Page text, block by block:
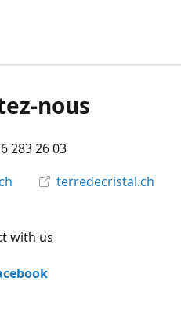
nous
283 26 03
terredecristal.ch
with us